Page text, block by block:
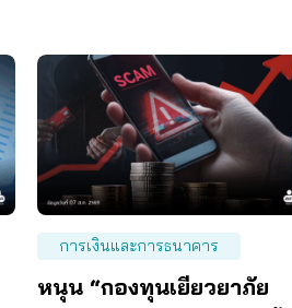
การเงินและการธนาคาร
หนุน “กองทุนเยียวยาภัย